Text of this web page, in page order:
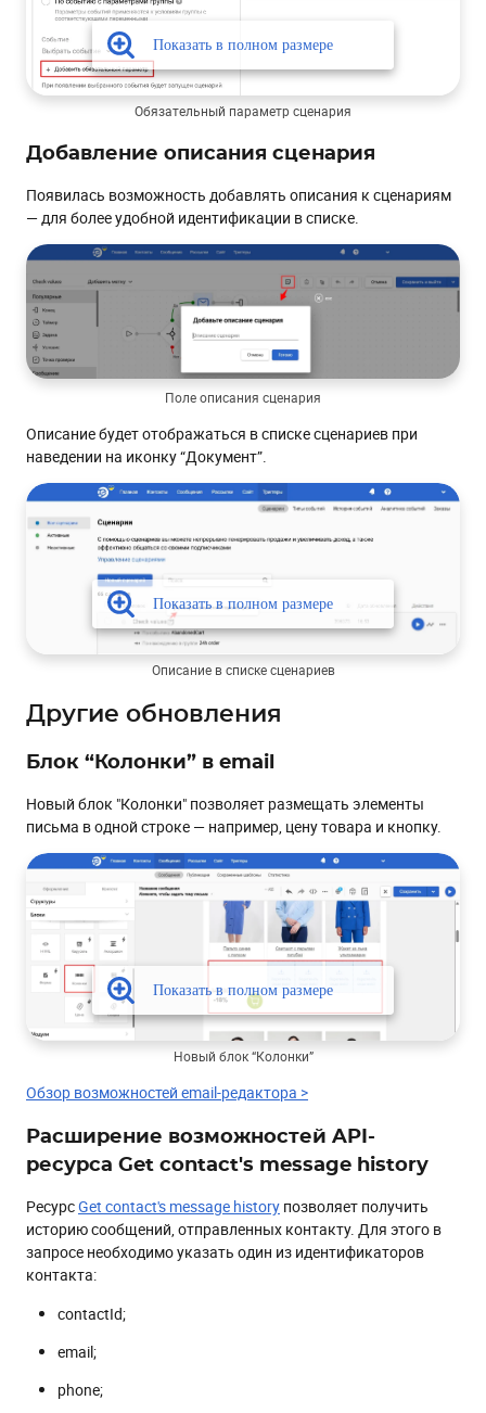
Обязательный параметр сценария
Добавление описания сценария
Появилась возможность добавлять описания к сценариям
— для более удобной идентификации в списке.
Поле описания сценария
Описание будет отображаться в списке сценариев при
наведении на иконку “Документ”.
Описание в списке сценариев
Другие обновления
Блок “Колонки” в email
Новый блок "Колонки" позволяет размещать элементы
письма в одной строке — например, цену товара и кнопку.
Новый блок “Колонки”
Обзор возможностей email-редактора >
Расширение возможностей API-
ресурса Get contact's message history
РесурсGet contact's message history позволяет получить
историю сообщений, отправленных контакту. Для этого в
запросе необходимо указать один из идентификаторов
контакта:
contactId;
email;
phone;